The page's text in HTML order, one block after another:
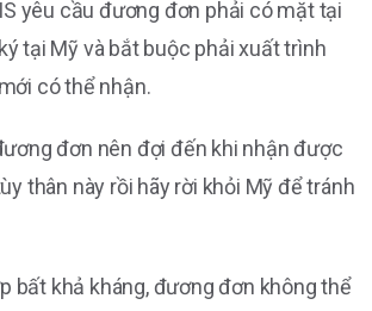
yêu cầu đương đơn phải có mặt tại
tại Mỹ và bắt buộc phải xuất trình
có thể nhận.
đơn nên đợi đến khi nhận được
thân này rồi hãy rời khỏi Mỹ để tránh
bất khả kháng, đương đơn không thể